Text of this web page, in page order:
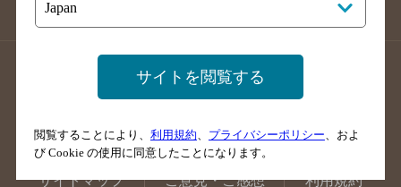
店舗登録方法のご案内
店舗情報更新方法のご案内
掲載店舗様ログイン
サイトマップ ご意見・ご感想 利用規約
サイトを閲覧する
閲覧することにより、 利用規約 プライバシーポリシー 、およ
び Cookie の使用に同意したことになります。